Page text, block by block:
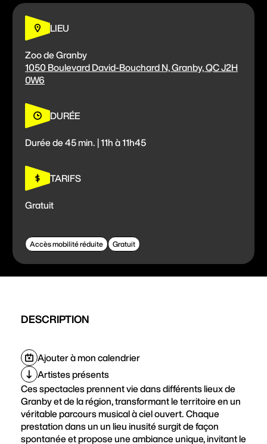
S'impliquer
Billetterie
Fondation FICG
Foire aux questions
LIEU
Zoo de Granby
1050 Boulevard David-Bouchard N, Granby, QC J2H
0W6
DURÉE
Durée de 45 min. | 11h à 11h45
TARIFS
Gratuit
Accès mobilité réduite Gratuit
DESCRIPTION
Ajouter à mon calendrier
Artistes présents
Ces spectacles prennent vie dans différents lieux de
Granby et de la région, transformant le territoire en un
véritable parcours musical à ciel ouvert. Chaque
prestation dans un un lieu inusité surgit de façon
spontanée et propose une ambiance unique, invitant le